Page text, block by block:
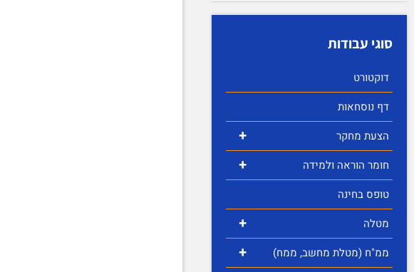
סוגי עבודות
דוקטורט
דף נוסחאות
+ הצעת מחקר
+
חומר הוראה ולמידה
טופס בחינה
+ מטלה
+ ממ"ח (מטלת מחשב, ממח)